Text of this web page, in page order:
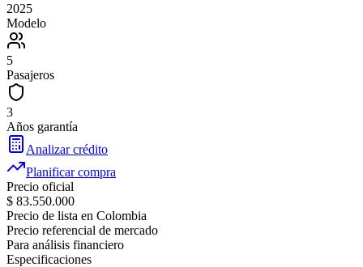
2025
Modelo
5
Pasajeros
3
Años garantía
Analizar crédito
Planificar compra
Precio oficial
$ 83.550.000
Precio de lista en Colombia
Precio referencial de mercado
Para análisis financiero
Especificaciones